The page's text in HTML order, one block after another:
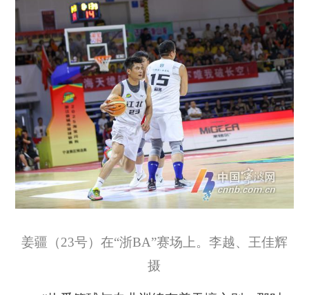
姜疆（23号）在“浙BA”赛场上。李越、王佳辉
摄